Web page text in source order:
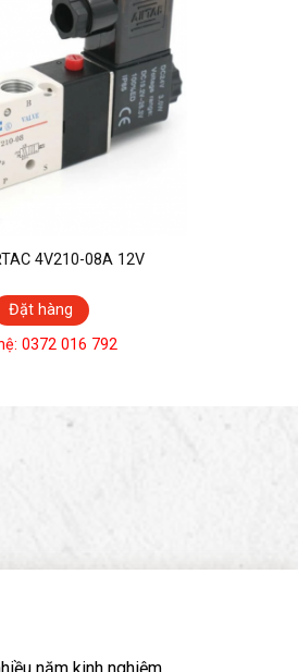
từ AIRTAC 4V210-08A 12V
Đặt hàng
0372 016 792